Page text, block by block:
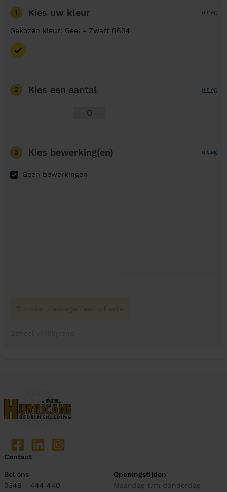
1 Kies uw kleur uitleg
Gekozen kleur: Geel - Zwart 0604
2 Kies een aantal uitleg
3 Kies bewerking(en) uitleg
Geen bewerkingen
Contact
Bel ons
0348 - 444 440
Openingstijden
Maandag t/m donderdag